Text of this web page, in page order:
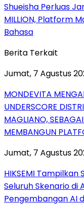
Shueisha Perluas
MILLION, Platform
Bahasa
Berita Terkait
Jumat, 7 Agustus
MONDEVITA
UNDERSCORE
MAGLIANO,
MEMBANGUN
Jumat, 7 Agustus
HIKSEMI
Seluruh Skenario di
Pengembangan AI